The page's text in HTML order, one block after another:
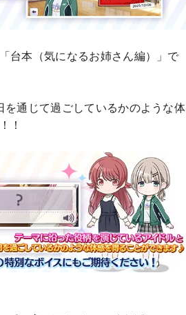
台本（気になるお姉さん編）」で
通じて過ごしているかのような体
！